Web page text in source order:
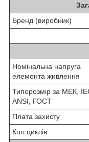
Бренд (виробник)
Номінальна напруга
елемента живлення
Типорозмір за МЕК,
ANSI, ГОСТ
Плата захисту
Кол.циклів